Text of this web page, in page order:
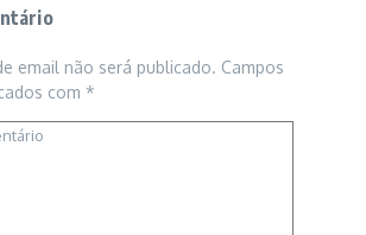
email não será publicado. Campos
com *